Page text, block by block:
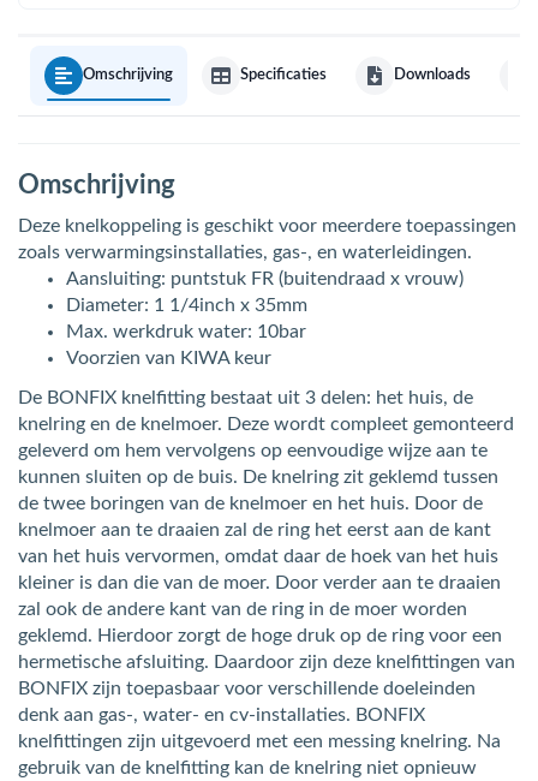
Omschrijving Specificaties Downloads
Omschrijving
Deze knelkoppeling is geschikt voor meerdere toepassingen
zoals verwarmingsinstallaties, gas-, en waterleidingen.
Aansluiting: puntstuk FR (buitendraad x vrouw)
Diameter: 1 1/4inch x 35mm
Max. werkdruk water: 10bar
Voorzien van KIWA keur
De BONFIX knelfitting bestaat uit 3 delen: het huis, de
knelring en de knelmoer. Deze wordt compleet gemonteerd
geleverd om hem vervolgens op eenvoudige wijze aan te
kunnen sluiten op de buis. De knelring zit geklemd tussen
de twee boringen van de knelmoer en het huis. Door de
knelmoer aan te draaien zal de ring het eerst aan de kant
van het huis vervormen, omdat daar de hoek van het huis
kleiner is dan die van de moer. Door verder aan te draaien
zal ook de andere kant van de ring in de moer worden
geklemd. Hierdoor zorgt de hoge druk op de ring voor een
hermetische afsluiting. Daardoor zijn deze knelfittingen van
BONFIX zijn toepasbaar voor verschillende doeleinden
denk aan gas-, water- en cv-installaties. BONFIX
knelfittingen zijn uitgevoerd met een messing knelring. Na
gebruik van de knelfitting kan de knelring niet opnieuw